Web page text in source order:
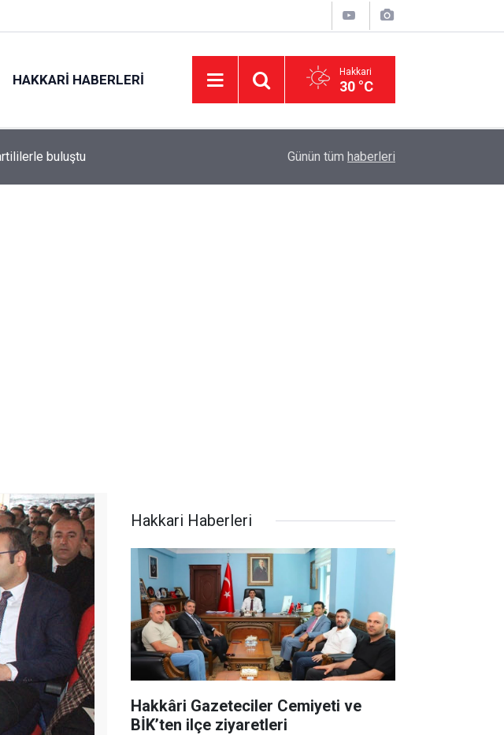
HAKKARI HABERLERI Hakkari
30 °C
buluştu AK Parti Hakkâri teşkilatı Şemdinli'de
Günün tüm haberleri
Hakkari Haberleri
Hakkâri Gazeteciler Cemiyeti ve
BİK’ten ilçe ziyaretleri